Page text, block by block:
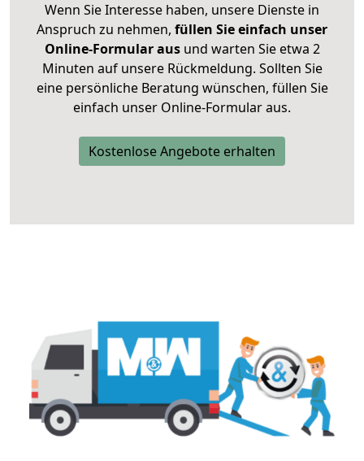
Wenn Sie Interesse haben, unsere Dienste in
Anspruch zu nehmen, füllen Sie einfach unser
Online-Formular ausund warten Sie etwa 2
Minuten auf unsere Rückmeldung. Sollten Sie
eine persönliche Beratung wünschen, füllen Sie
einfach unser Online-Formular aus.
Kostenlose Angebote erhalten